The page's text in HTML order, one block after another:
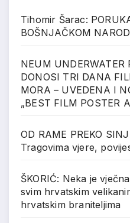
Tihomir Šarac:
BOŠNJAČKOM
NEUM UNDERWATER
DONOSI TRI DANA
MORA – UVEDENA I
„BEST FILM POSTER
OD RAME PREKO
Tragovima vjere,
ŠKORIĆ: Neka je
svim hrvatskim
hrvatskim braniteljima